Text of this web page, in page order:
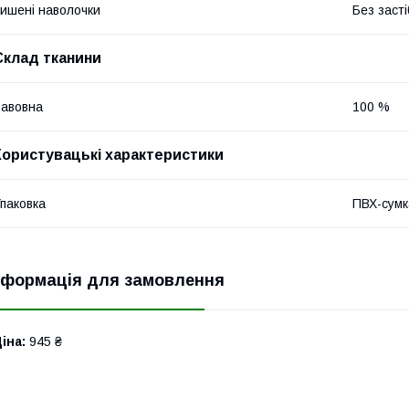
наволочки Без
тканини
100 %
характеристики
ПВХ-
для замовлення
945 ₴